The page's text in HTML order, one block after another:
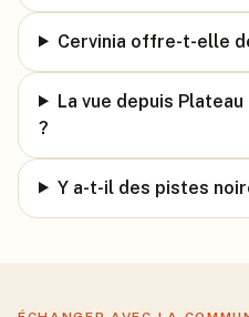
Cervinia offre-t-elle
La vue depuis
?
Y a-t-il des pistes